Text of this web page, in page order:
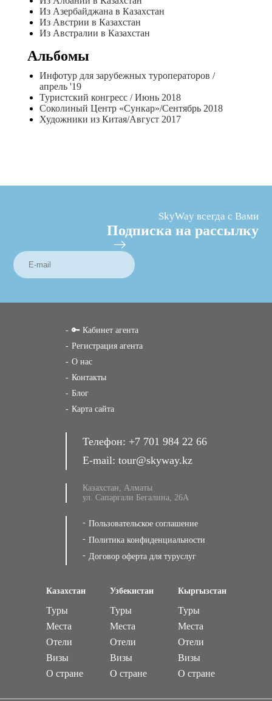
Из Азербайджана в Казахстан
Из Австрии в Казахстан
Из Австралии в Казахстан
Альбомы
Инфотур для зарубежных туроператоров /
апрель '19
Туристский конгресс / Июнь 2018
Соколиный Центр «Сункар»/Сентябрь 2018
Художники из Китая/Август 2017
SkyWay всегда с Вами
Подписка на рассылку
🔑 Кабинет агента
Регистрация агента
О нас
Контакты
Блог
Карта сайта
Телефон: +7 701 984 22 66
E-mail: tour@skyway.kz
Казахстан, Алматы
ул. Сапаргали Бегалина, 26А
Пользовательское соглашение
Политика конфиденциальности
Договор оферта для туруслуг
Казахстан
Туры
Места
Отели
Визы
О стране
Узбекистан
Туры
Места
Отели
Визы
О стране
Кыргызстан
Туры
Места
Отели
Визы
О стране